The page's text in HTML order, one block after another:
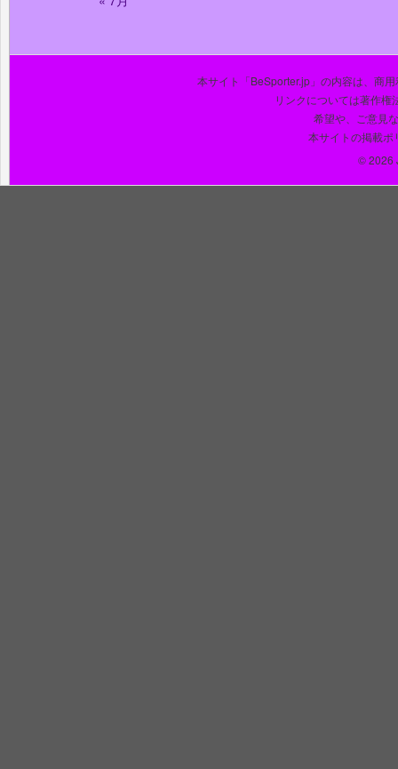
本サイト「BeSporter.jp」の内容は、商
リンクについては著作権
希望や、ご意見
本サイトの掲載ポ
© 2026